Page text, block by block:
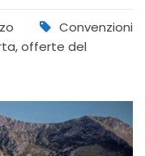
Convenzioni
,offerte del